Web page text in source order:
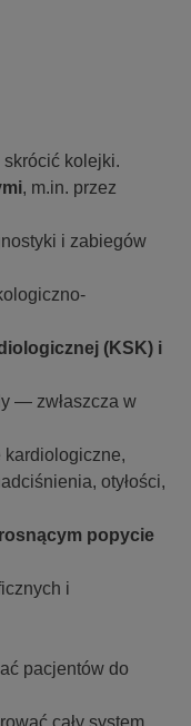
kolejki.
, m.in. przez
i zabiegów
(KSK) i
— zwłaszcza w
otyłości,
popycie
i
pacjentów do
cały system